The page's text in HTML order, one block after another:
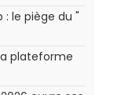
le piège du "
plateforme